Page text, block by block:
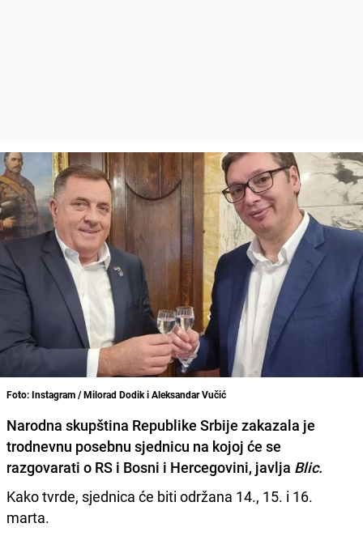
Foto: Instagram / Milorad Dodik i Aleksandar Vučić
Narodna skupština Republike Srbije zakazala je
trodnevnu posebnu sjednicu na kojoj će se
razgovarati o RS i Bosni i Hercegovini, javlja Blic.
Kako tvrde, sjednica će biti održana 14., 15. i 16.
marta.